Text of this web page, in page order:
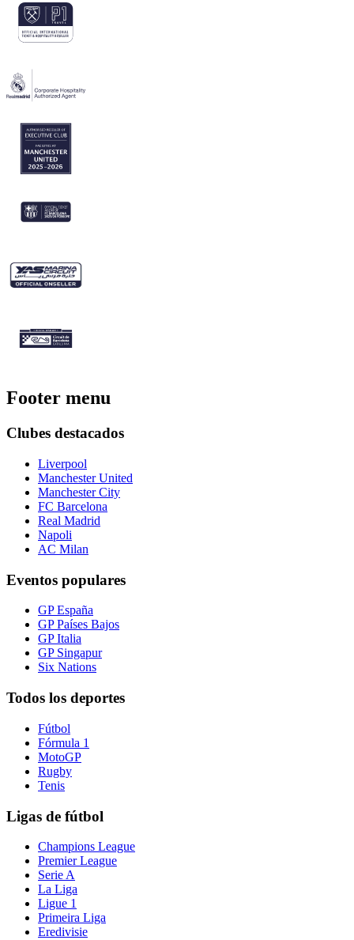
Footer menu
Clubes destacados
Liverpool
Manchester United
Manchester City
FC Barcelona
Real Madrid
Napoli
AC Milan
Eventos populares
GP España
GP Países Bajos
GP Italia
GP Singapur
Six Nations
Todos los deportes
Fútbol
Fórmula 1
MotoGP
Rugby
Tenis
Ligas de fútbol
Champions League
Premier League
Serie A
La Liga
Ligue 1
Primeira Liga
Eredivisie